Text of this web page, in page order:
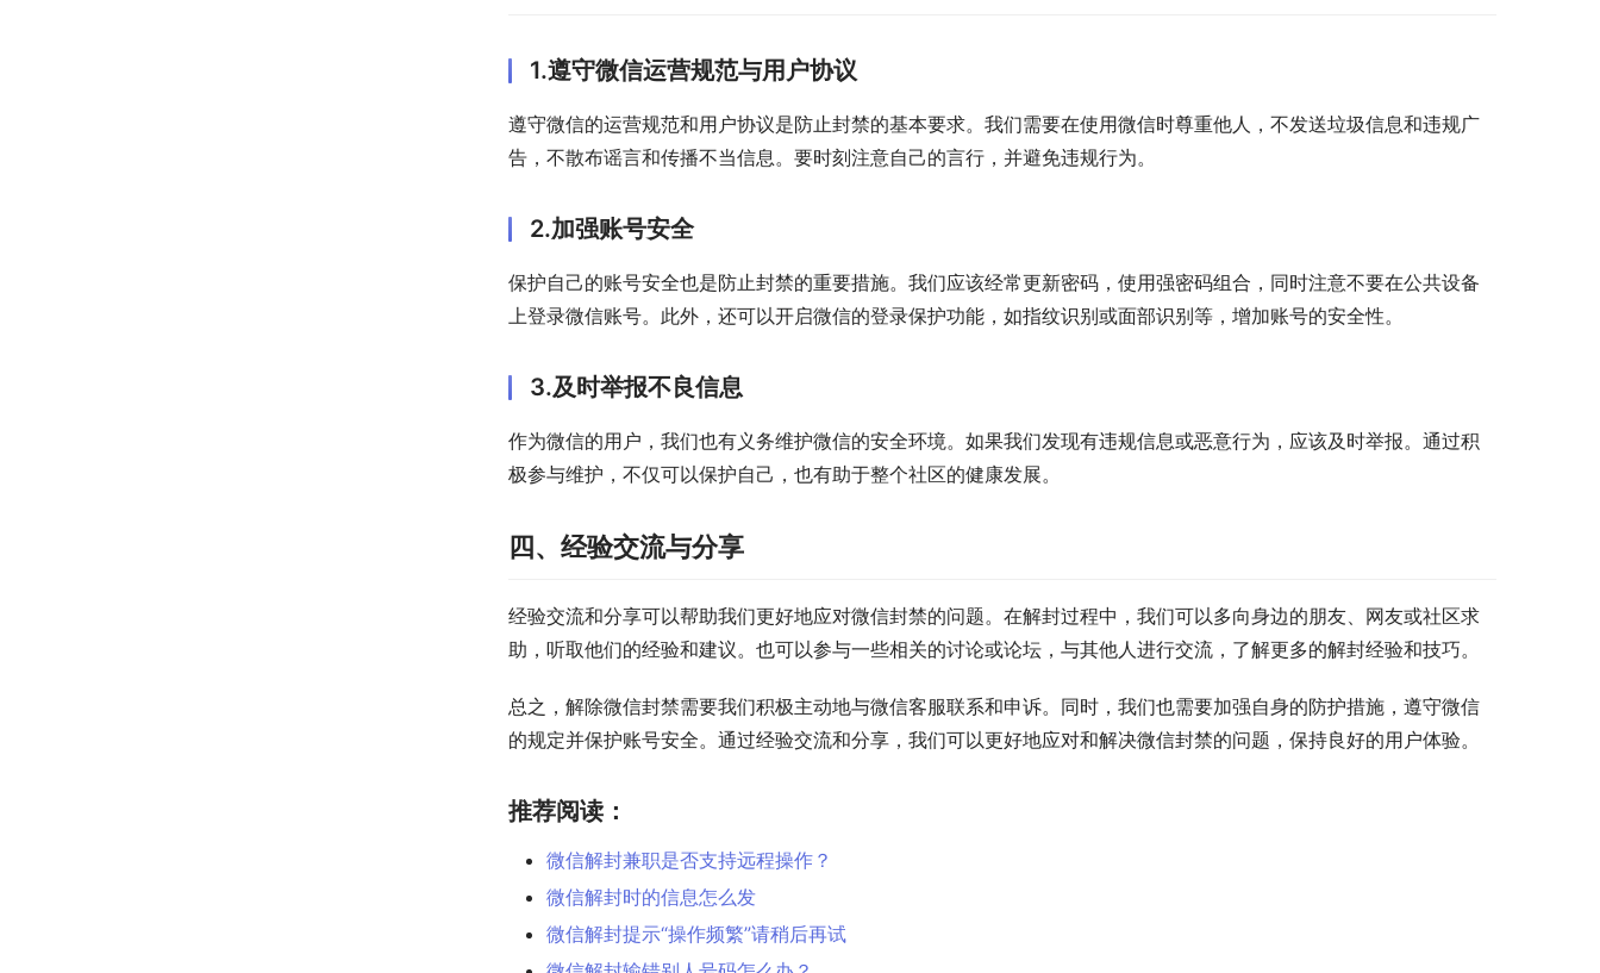
1.遵守微信运营规范与用户协议
遵守微信的运营规范和用户协议是防止封禁的基本要求。我们需要在使用微信时尊重他人，不发送垃圾信息和违规广
告，不散布谣言和传播不当信息。要时刻注意自己的言行，并避免违规行为。
2.加强账号安全
保护自己的账号安全也是防止封禁的重要措施。我们应该经常更新密码，使用强密码组合，同时注意不要在公共设备
上登录微信账号。此外，还可以开启微信的登录保护功能，如指纹识别或面部识别等，增加账号的安全性。
3.及时举报不良信息
作为微信的用户，我们也有义务维护微信的安全环境。如果我们发现有违规信息或恶意行为，应该及时举报。通过积
极参与维护，不仅可以保护自己，也有助于整个社区的健康发展。
四、经验交流与分享
经验交流和分享可以帮助我们更好地应对微信封禁的问题。在解封过程中，我们可以多向身边的朋友、网友或社区求
助，听取他们的经验和建议。也可以参与一些相关的讨论或论坛，与其他人进行交流，了解更多的解封经验和技巧。
总之，解除微信封禁需要我们积极主动地与微信客服联系和申诉。同时，我们也需要加强自身的防护措施，遵守微信
的规定并保护账号安全。通过经验交流和分享，我们可以更好地应对和解决微信封禁的问题，保持良好的用户体验。
推荐阅读：
微信解封兼职是否支持远程操作？
微信解封时的信息怎么发
微信解封提示“操作频繁”请稍后再试